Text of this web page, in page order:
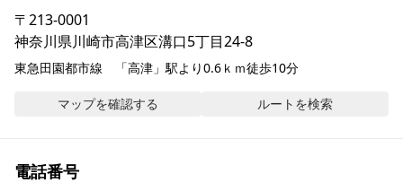
Contact us in English
〒213-0001
神奈川県川崎市高津区溝口5丁目24-8
東急田園都市線　「高津」駅より0.6ｋｍ徒歩10分
マップを確認する ルートを検索
電話番号